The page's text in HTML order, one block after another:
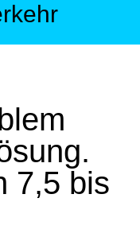
7,5 bis